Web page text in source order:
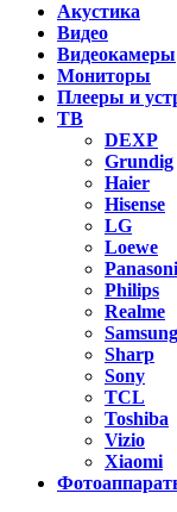
Акустика
Видео
Видеокамеры
Мониторы
Плееры и
ТВ
DEXP
Grundig
Haier
Hisense
LG
Loewe
Philips
Realme
Samsung
Sharp
Sony
TCL
Toshiba
Vizio
Xiaomi